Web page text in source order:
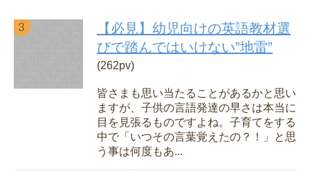
【必見】幼児向けの英語教材選
びで踏んではいけない”地雷”
(262pv)
皆さまも思い当たることがあるかと思い
ますが、子供の言語発達の早さは本当に
目を見張るものですよね。子育てをする
中で「いつその言葉覚えたの？！」と思
う事は何度もあ...